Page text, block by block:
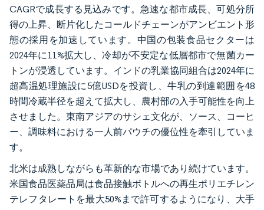
CAGRで成長する見込みです。急速な都市成長、可処分所
得の上昇、断片化したコールドチェーンがアンビエント形
態の採用を加速しています。中国の包装食品セクターは
2024年に11%拡大し、冷却が不安定な低層都市で無菌カー
トンが浸透しています。インドの乳業協同組合は2024年に
超高温処理施設に5億USDを投資し、牛乳の到達範囲を48
時間冷蔵半径を超えて拡大し、農村部の入手可能性を向上
させました。東南アジアのサシェ文化が、ソース、コーヒ
ー、調味料における一人前パウチの優位性を牽引していま
す。
北米は成熟しながらも革新的な市場であり続けています。
米国食品医薬品局は食品接触ボトルへの再生ポリエチレン
テレフタレートを最大50%まで許可するようになり、大手